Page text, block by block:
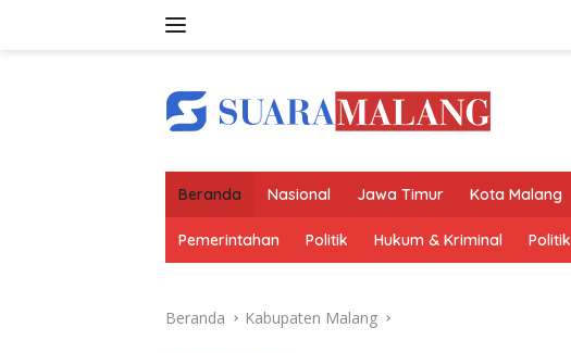
Beranda Nasional Jawa Timur Kota Malang
Pemerintahan Politik Hukum & Kriminal Politik
Beranda Kabupaten Malang